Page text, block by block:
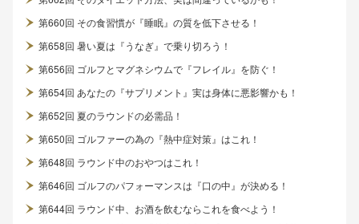
第660回 その食習慣が『睡眠』の質を低下させる！
第658回 暑い夏は『うなぎ』で乗り切ろう！
第656回 ゴルフとマグネシウムで『フレイル』を防ぐ！
第654回 あなたの『サプリメント』実は身体に悪影響かも！
第652回 夏のラウンドの必需品！
第650回 ゴルファーの為の『熱中症対策』はこれ！
第648回 ラウンド中のおやつはこれ！
第646回 ゴルフのパフォーマンスは『口の中』が決める！
第644回 ラウンド中、お酒を飲むならこれを食べよう！